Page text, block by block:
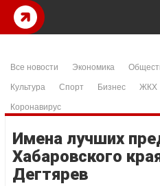
Все новости Экономика
Культура
Спорт Бизнес ЖКХ
Коронавирус
Имена лучших
Хабаровского
Дегтярев